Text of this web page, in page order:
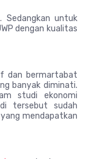
Sedangkan untuk
dengan kualitas
dan bermartabat
banyak diminati.
studi ekonomi
tersebut sudah
mendapatkan